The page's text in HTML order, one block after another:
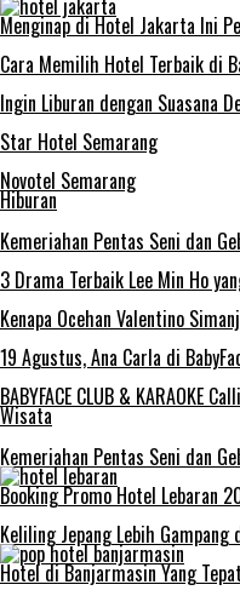
Menginap di Hotel Jakarta Ini
Cara Memilih Hotel Terbaik di
Ingin Liburan dengan Suasana
Star Hotel Semarang
Novotel Semarang
Hiburan
Kemeriahan Pentas Seni dan
3 Drama Terbaik Lee Min Ho
Kenapa Ocehan Valentino
19 Agustus, Ana Carla di
BABYFACE CLUB & KARAOKE
Wisata
Kemeriahan Pentas Seni dan
Booking Promo Hotel Lebaran
Keliling Jepang Lebih Gampang
Hotel di Banjarmasin Yang